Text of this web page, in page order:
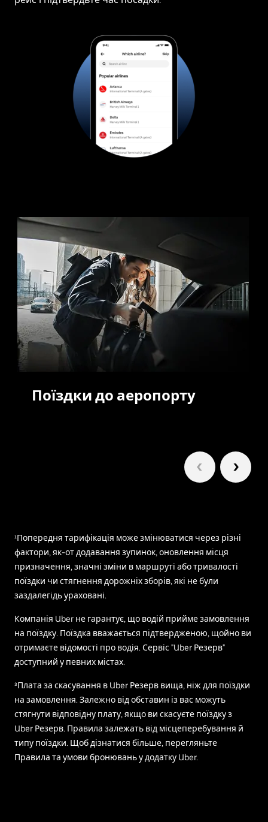
Поїздки до аеропорту
¹Попередня тарифікація може змінюватися через різні
фактори, як-от додавання зупинок, оновлення місця
призначення, значні зміни в маршруті або тривалості
поїздки чи стягнення дорожніх зборів, які не були
заздалегідь ураховані.
Компанія Uber не гарантує, що водій прийме замовлення
на поїздку. Поїздка вважається підтвердженою, щойно ви
отримаєте відомості про водія. Сервіс "Uber Резерв"
доступний у певних містах.
³Плата за скасування в Uber Резерв вища, ніж для поїздки
на замовлення. Залежно від обставин із вас можуть
стягнути відповідну плату, якщо ви скасуєте поїздку з
Uber Резерв. Правила залежать від місцеперебування й
типу поїздки. Щоб дізнатися більше, перегляньте
Правила та умови бронювань у додатку Uber.